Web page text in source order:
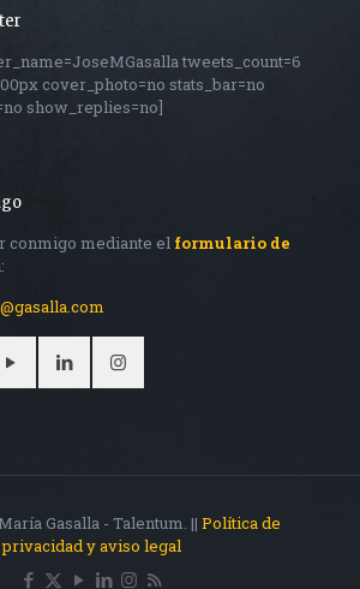
tweets_count=6
cover_photo=no stats_bar=no
show_replies=no]
conmigo mediante el formulario de
Gasalla - Talentum. || Política de
privacidad y aviso legal